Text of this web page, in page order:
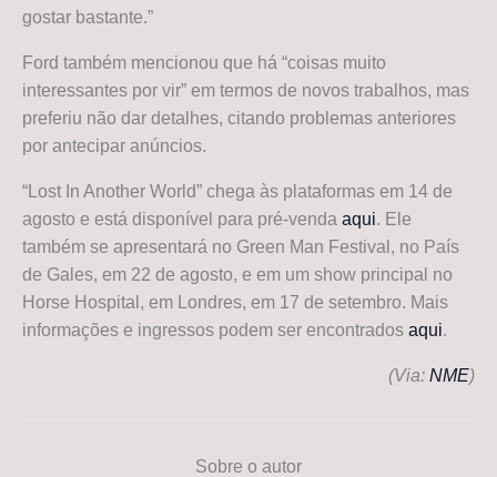
gostar bastante.”
Ford também mencionou que há “coisas muito
interessantes por vir” em termos de novos trabalhos, mas
preferiu não dar detalhes, citando problemas anteriores
por antecipar anúncios.
“Lost In Another World” chega às plataformas em 14 de
agosto e está disponível para pré-venda aqui. Ele
também se apresentará no Green Man Festival, no País
de Gales, em 22 de agosto, e em um show principal no
Horse Hospital, em Londres, em 17 de setembro. Mais
informações e ingressos podem ser encontrados aqui.
(Via: NME)
Sobre o autor